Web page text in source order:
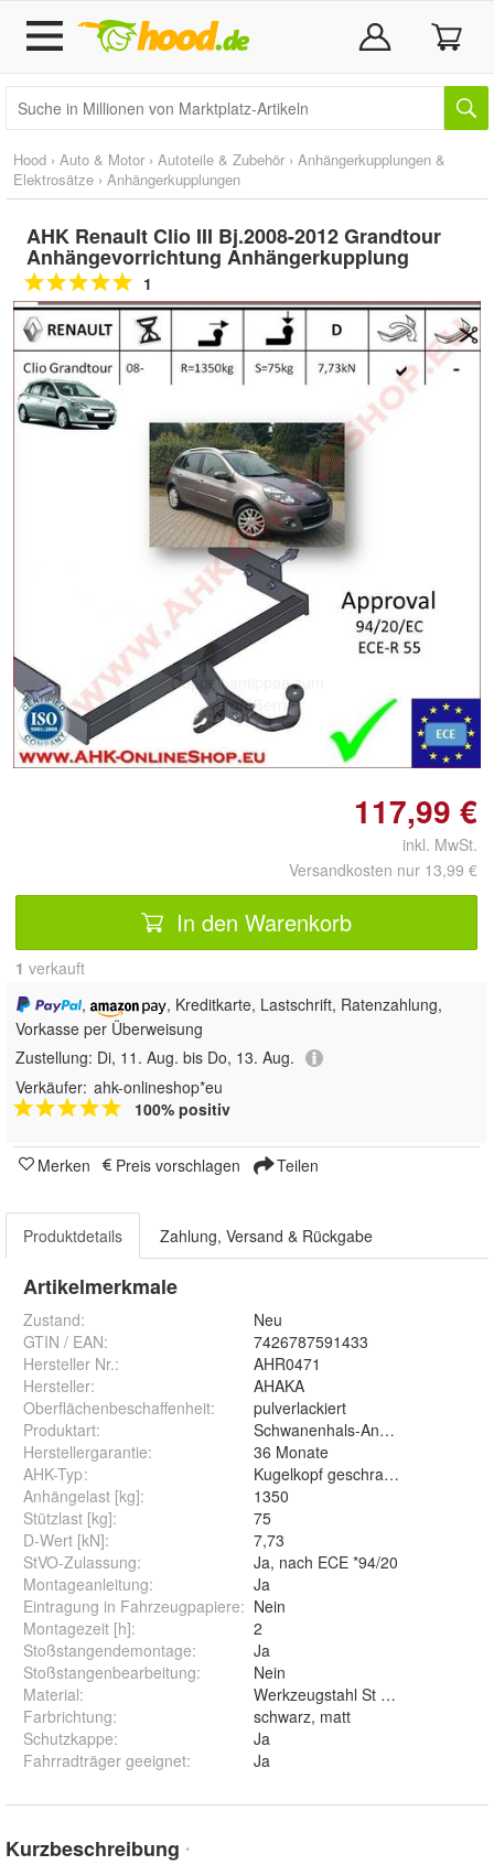
Hood › Auto & Motor › Autoteile & Zubehör › Anhängerkupplungen &
Elektrosätze › Anhängerkupplungen
AHK Renault Clio III Bj.2008-2012 Grandtour
Anhängevorrichtung Anhängerkupplung
1
Doppelt antippen zum
vergrößern
117,99 €
inkl. MwSt.
Versandkosten nur 13,99 €
In den Warenkorb
1 verkauft
,
, Kreditkarte, Lastschrift, Ratenzahlung,
Vorkasse per Überweisung
Zustellung: Di, 11. Aug. bis Do, 13. Aug.
Verkäufer: ahk-onlineshop*eu
100% positiv
Merken Preis vorschlagen Teilen
Produktdetails Zahlung, Versand & Rückgabe
Artikelmerkmale
Zustand:
Neu
GTIN / EAN:
7426787591433
Hersteller Nr.:
AHR0471
Hersteller:
AHAKA
Oberflächenbeschaffenheit:
pulverlackiert
Produktart:
Schwanenhals-Anhängerkupplung
Herstellergarantie:
36 Monate
AHK-Typ:
Kugelkopf geschraubt (starr)
Anhängelast [kg]:
1350
Stützlast [kg]:
75
D-Wert [kN]:
7,73
StVO-Zulassung:
Ja, nach ECE *94/20
Montageanleitung:
Ja
Eintragung in Fahrzeugpapiere: Nein
Montagezeit [h]:
2
Stoßstangendemontage:
Ja
Stoßstangenbearbeitung:
Nein
Material:
Werkzeugstahl St 52-3
Farbrichtung:
schwarz, matt
Schutzkappe:
Ja
Fahrradträger geeignet: Ja
Kurzbeschreibung *